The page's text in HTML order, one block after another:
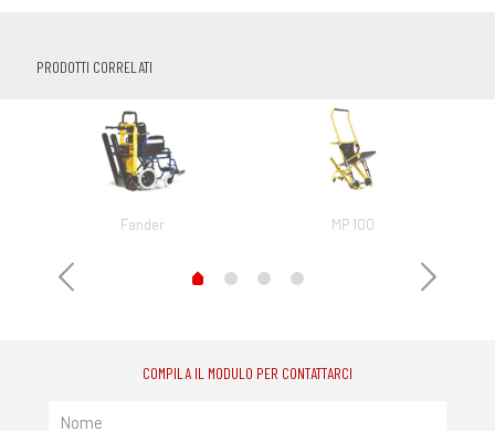
PRODOTTI CORRELATI
Fander MP 100
COMPILA IL MODULO PER CONTATTARCI